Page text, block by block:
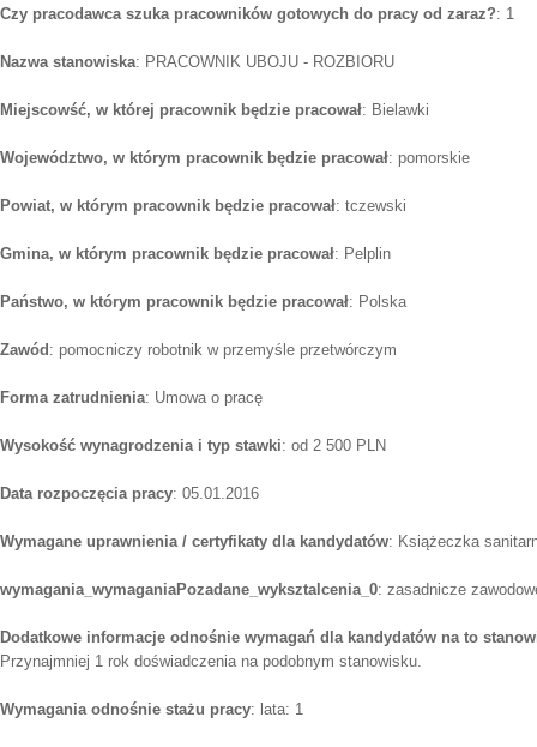
Czy pracodawca szuka pracowników gotowych do pracy od zaraz?: 1
Nazwa stanowiska: PRACOWNIK UBOJU - ROZBIORU
Miejscowść, w której pracownik będzie pracował: Bielawki
Województwo, w którym pracownik będzie pracował: pomorskie
Powiat, w którym pracownik będzie pracował: tczewski
Gmina, w którym pracownik będzie pracował: Pelplin
Państwo, w którym pracownik będzie pracował: Polska
Zawód : pomocniczy robotnik w przemyśle przetwórczym
Forma zatrudnienia: Umowa o pracę
Wysokość wynagrodzenia i typ stawki: od 2 500 PLN
Data rozpoczęcia pracy: 05.01.2016
Wymagane uprawnienia / certyfikaty dla kandydatów: Książeczka
wymagania_wymaganiaPozadane_wyksztalcenia_0: zasadnicze
Dodatkowe informacje odnośnie wymagań dla kandydatów na to
Przynajmniej 1 rok doświadczenia na podobnym stanowisku.
Wymagania odnośnie stażu pracy: lata: 1